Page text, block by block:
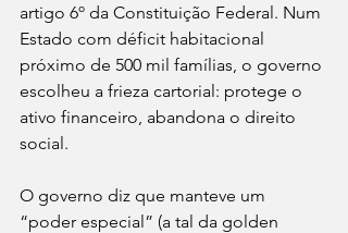
artigo 6º da Constituição Federal. Num
Estado com déficit habitacional
próximo de 500 mil famílias, o governo
escolheu a frieza cartorial: protege o
ativo financeiro, abandona o direito
social.
O governo diz que manteve um
“poder especial” (a tal da golden